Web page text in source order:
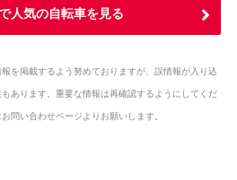
人気の自転車を見る
を掲載するよう努めておりますが、誤情報が入り込
あります。重要な情報は再確認するようにしてくだ
問い合わせページよりお願いします。